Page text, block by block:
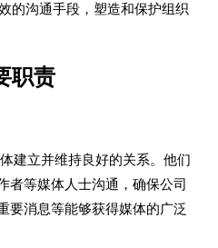
的沟通手段，塑造和保护组织
职责
建立并维持良好的关系。他们
者等媒体人士沟通，确保公司
要消息等能够获得媒体的广泛